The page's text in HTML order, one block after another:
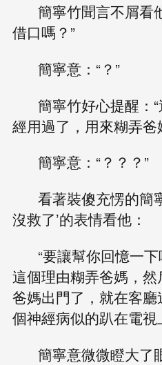
簡寧竹聞言不屑看
借口嗎？”
簡寧意：“？”
簡寧竹好心提醒：
經用過了，用來糊弄爸
簡寧意：“？？？”
看著裝傻充愣的簡
沒救了’的表情看他：
“要讓幫你回憶一
這個理由糊弄爸媽，
爸媽出門了，就在客
個神經病似的趴在電
簡寧意微微瞪大了